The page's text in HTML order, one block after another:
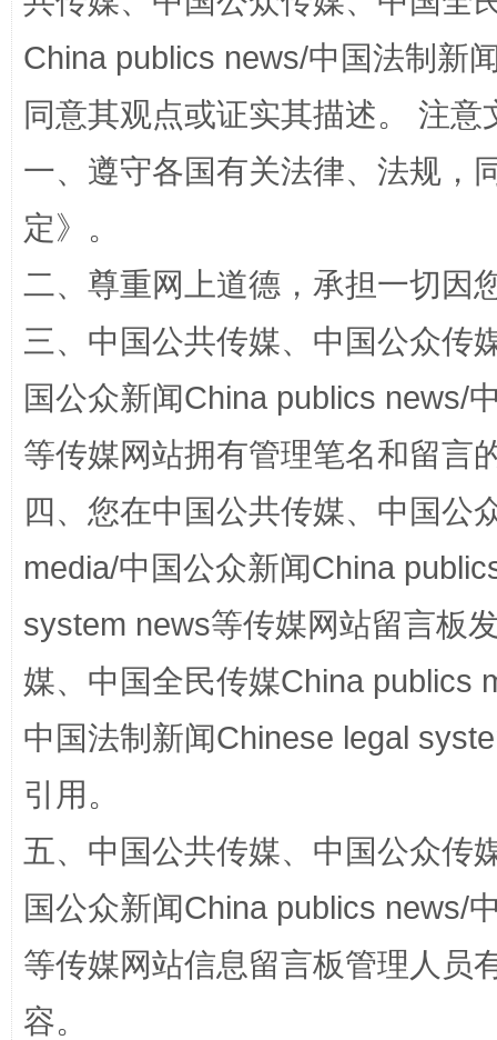
国家大学科技园优化重塑工作
China publics news/中国法制新
同意其观点或证实其描述。 注
一、遵守各国有关法律、法规，
定》。
二、尊重网上道德，承担一切因
三、中国公共传媒、中国公众传
国公众新闻China publics news/
等传媒网站拥有管理笔名和留言
四、您在中国公共传媒、中国公
media/中国公众新闻China
system news等传媒网站留言板
媒、中国全民传媒China publics
中国法制新闻Chinese legal
引用。
五、中国公共传媒、中国公众传
国公众新闻China publics news/
等传媒网站信息留言板管理人员
容。